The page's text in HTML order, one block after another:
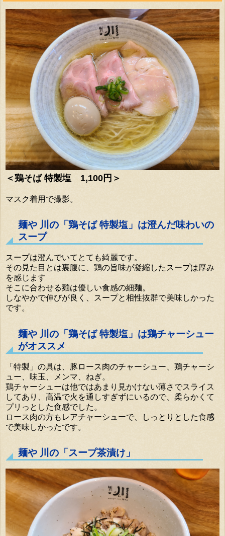
＜鶏そば 特製塩 1,100円＞
マスク着用で撮影。
麺や 川の「鶏そば 特製塩」は澄んだ味わいの
スープ
スープは澄んでいてとても綺麗です。
その見た目とは裏腹に、鶏の旨味が凝縮したスープは厚み
を感じます
そこに合わせる麺は優しい食感の細麺。
しなやかで伸びが良く、スープと相性抜群で美味しかった
です。
麺や 川の「鶏そば 特製塩」は鶏チャーシュー
がオススメ
「特製」の具は、豚ロース肉のチャーシュー、鶏チャーシ
ュー、味玉、メンマ、ねぎ。
鶏チャーシューは他ではあまり見かけない薄さでスライス
してあり、高温で火を通しすぎずにいるので、柔らかくて
プリっとした食感でした。
ロース肉の方もレアチャーシューで、しっとりとした食感
で美味しかったです。
麺や 川の「スープ茶漬け」